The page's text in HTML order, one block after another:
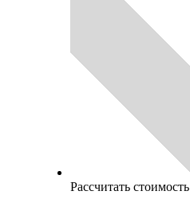
Рассчитать стоимость